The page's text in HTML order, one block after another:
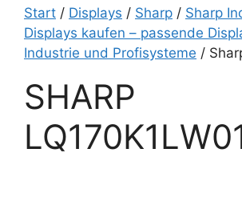
Start / Displays / Sharp / Sharp
Displays kaufen – passende
Industrie und Profisysteme /
SHARP